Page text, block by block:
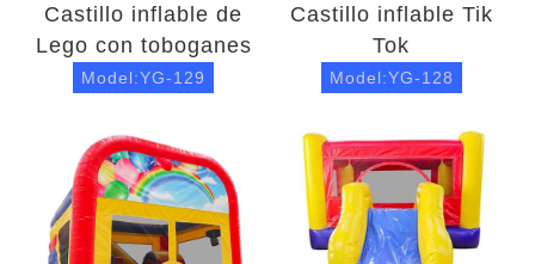
Castillo inflable de
Lego con toboganes
Model:YG-129
Castillo inflable Tik
Tok
Model:YG-128